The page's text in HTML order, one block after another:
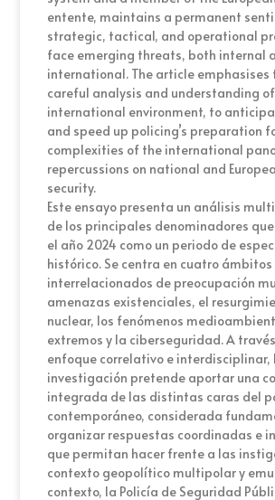
entente, maintains a permanent
strategic, tactical, and operational
face emerging threats, both internal
international. The article emphasises
careful analysis and understanding
international environment, to
and speed up policing’s preparation
complexities of the international
repercussions on national and
security.
Este ensayo presenta un análisis
de los principales denominadores
el año 2024 como un periodo de
histórico. Se centra en cuatro ámbitos
interrelacionados de preocupación
amenazas existenciales, el
nuclear, los fenómenos
extremos y la ciberseguridad. A
enfoque correlativo e interdisciplinar,
investigación pretende aportar una
integrada de las distintas caras del
contemporáneo, considerada
organizar respuestas coordinadas e
que permitan hacer frente a las
contexto geopolítico multipolar y
contexto, la Policía de Seguridad